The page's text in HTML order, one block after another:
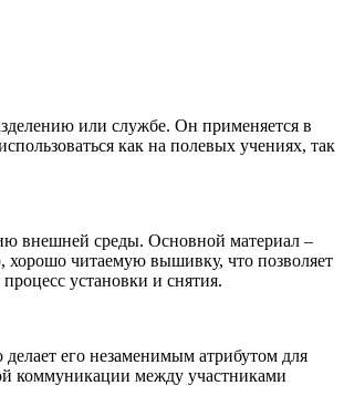
или службе. Он применяется в
как на полевых учениях, так
внешней среды. Основной материал –
хорошо читаемую вышивку, что позволяет
установки и снятия.
его незаменимым атрибутом для
коммуникации между участниками